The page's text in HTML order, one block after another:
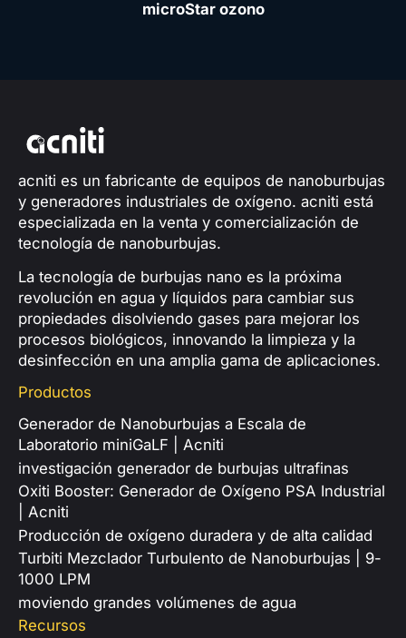
microStar ozono
acniti es un fabricante de equipos de nanoburbujas
y generadores industriales de oxígeno. acniti está
especializada en la venta y comercialización de
tecnología de nanoburbujas.
La tecnología de burbujas nano es la próxima
revolución en agua y líquidos para cambiar sus
propiedades disolviendo gases para mejorar los
procesos biológicos, innovando la limpieza y la
desinfección en una amplia gama de aplicaciones.
Productos
Generador de Nanoburbujas a Escala de
Laboratorio miniGaLF | Acniti
investigación generador de burbujas ultrafinas
Oxiti Booster: Generador de Oxígeno PSA Industrial
| Acniti
Producción de oxígeno duradera y de alta calidad
Turbiti Mezclador Turbulento de Nanoburbujas | 9-
1000 LPM
moviendo grandes volúmenes de agua
Recursos